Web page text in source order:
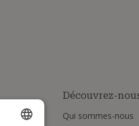
Découvrez-
Qui sommes-nous